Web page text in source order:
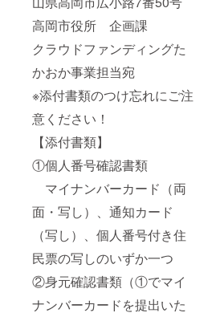
高岡市役所 企画課
クラウドファンディングた
かおか事業担当宛
※添付書類のつけ忘れにご注
意ください！
【添付書類】
①個人番号確認書類
マイナンバーカード（両
面・写し）、通知カード
（写し）、個人番号付き住
民票の写しのいずか一つ
②身元確認書類（①でマイ
ナンバーカードを提出いた